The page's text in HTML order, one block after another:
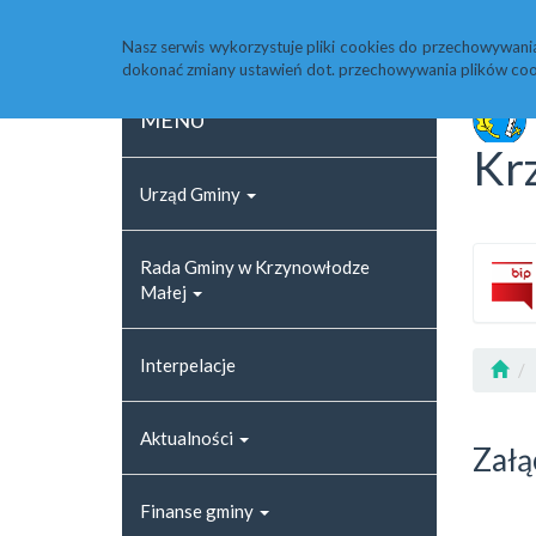
Nasz serwis wykorzystuje pliki cookies do
dokonać zmiany ustawień dot. przechowywania plików
MENU
Urząd Gminy
Rada Gminy w Krzynowłodze
Małej
Interpelacje
Aktualności
Finanse gminy